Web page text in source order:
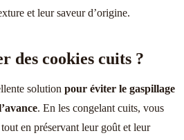
et leur saveur d’origine.
des cookies cuits ?
solution pour éviter le gaspillage
. En les congelant cuits, vous
en préservant leur goût et leur